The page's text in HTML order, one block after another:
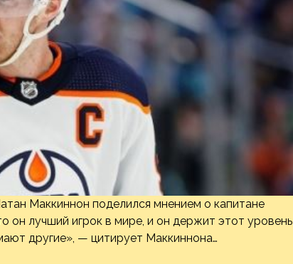
Маккиннон поделился мнением о капитане
лучший игрок в мире, и он держит этот уровень
другие», — цитирует Маккиннона…